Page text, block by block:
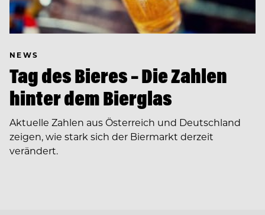
NEWS
Tag des Bieres – Die Zahlen
hinter dem Bierglas
Aktuelle Zahlen aus Österreich und Deutschland
zeigen, wie stark sich der Biermarkt derzeit
verändert.